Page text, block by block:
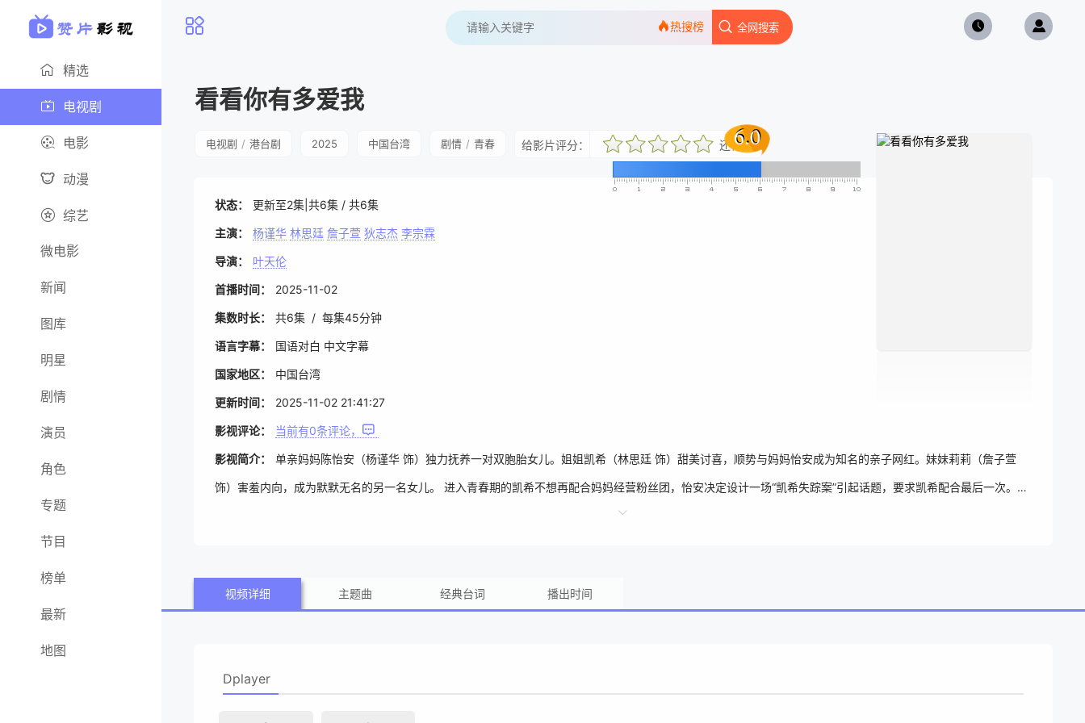
精选
电视剧
电影
动漫
综艺
微电影
新闻
图库
明星
剧情
演员
角色
专题
节目
榜单
最新
地图
全网搜索
热搜榜
6.0
6.0
看看你有多爱我
电视剧 / 港台剧 2025 中国台湾 剧情 / 青春 给影片评分：
很差较差还行 推荐力荐 还行
状态： 更新至2集|共6集 / 共6集
主演： 杨谨华 林思廷 詹子萱 狄志杰 李宗霖
导演： 叶天伦
首播时间： 2025-11-02
集数时长： 共6集 / 每集45分钟
语言字幕： 国语对白 中文字幕
国家地区： 中国台湾
更新时间： 2025-11-02 21:41:27
影视评论： 当前有0条评论，
影视简介： 单亲妈妈陈怡安（杨谨华 饰）独力抚养一对双胞胎女儿。姐姐凯希（林思廷 饰）甜美讨喜，顺势与妈妈怡安成为知名的亲子网红。妹妹莉莉（詹子萱
饰）害羞内向，成为默默无名的另一名女儿。 进入青春期的凯希不想再配合妈妈经营粉丝团，怡安决定设计一场“凯希失踪案”引起话题，要求凯希配合最后一次。没
想到，整起假失踪却阴错阳差成了真绑架。当怡安在媒体上做戏哭喊凯希离家出走，却不知实际上凯希已被绑架，这起事件将带出怡安黑暗的过往，以及长年的心
视频详细 主题曲 经典台词 播出时间
Dplayer